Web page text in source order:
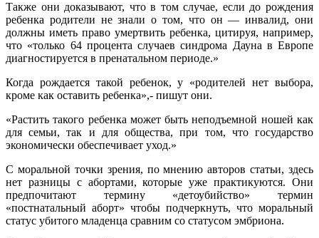
Также они доказывают, что в том случае, если до рождения
ребенка родители не знали о том, что он — инвалид, они
должны иметь право умертвить ребенка, цитируя, например,
что «только 64 процента случаев синдрома Дауна в Европе
диагностируется в пренатальном периоде.»
Когда рождается такой ребенок, у «родителей нет выбора,
кроме как оставить ребенка»,- пишут они.
«Растить такого ребенка может быть неподъемной ношей как
для семьи, так и для общества, при том, что государство
экономически обеспечивает уход.»
С моральной точки зрения, по мнению авторов статьи, здесь
нет разницы с абортами, которые уже практикуются. Они
предпочитают термину «детоубийство» термин
«постнатальный аборт» чтобы подчеркнуть, что моральный
статус убитого младенца сравним со статусом эмбриона.